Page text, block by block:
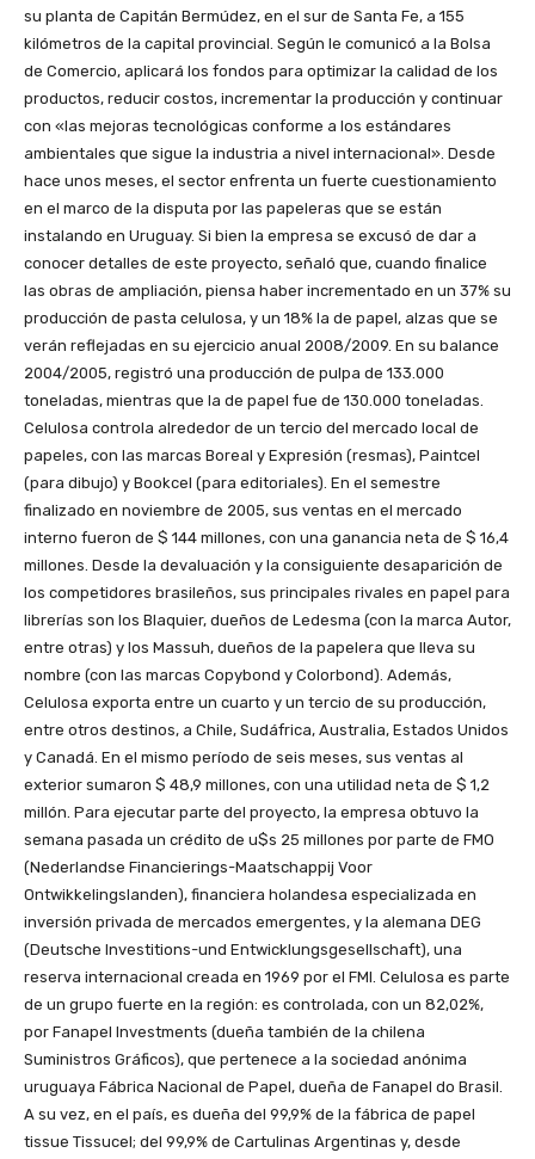
su planta de Capitán Bermúdez, en el sur de Santa Fe, a 155
kilómetros de la capital provincial. Según le comunicó a la Bolsa
de Comercio, aplicará los fondos para optimizar la calidad de los
productos, reducir costos, incrementar la producción y continuar
con «las mejoras tecnológicas conforme a los estándares
ambientales que sigue la industria a nivel internacional». Desde
hace unos meses, el sector enfrenta un fuerte cuestionamiento
en el marco de la disputa por las papeleras que se están
instalando en Uruguay. Si bien la empresa se excusó de dar a
conocer detalles de este proyecto, señaló que, cuando finalice
las obras de ampliación, piensa haber incrementado en un 37% su
producción de pasta celulosa, y un 18% la de papel, alzas que se
verán reflejadas en su ejercicio anual 2008/2009. En su balance
2004/2005, registró una producción de pulpa de 133.000
toneladas, mientras que la de papel fue de 130.000 toneladas.
Celulosa controla alrededor de un tercio del mercado local de
papeles, con las marcas Boreal y Expresión (resmas), Paintcel
(para dibujo) y Bookcel (para editoriales). En el semestre
finalizado en noviembre de 2005, sus ventas en el mercado
interno fueron de $ 144 millones, con una ganancia neta de $ 16,4
millones. Desde la devaluación y la consiguiente desaparición de
los competidores brasileños, sus principales rivales en papel para
librerías son los Blaquier, dueños de Ledesma (con la marca Autor,
entre otras) y los Massuh, dueños de la papelera que lleva su
nombre (con las marcas Copybond y Colorbond). Además,
Celulosa exporta entre un cuarto y un tercio de su producción,
entre otros destinos, a Chile, Sudáfrica, Australia, Estados Unidos
y Canadá. En el mismo período de seis meses, sus ventas al
exterior sumaron $ 48,9 millones, con una utilidad neta de $ 1,2
millón. Para ejecutar parte del proyecto, la empresa obtuvo la
semana pasada un crédito de u$s 25 millones por parte de FMO
(Nederlandse Financierings-Maatschappij Voor
Ontwikkelingslanden), financiera holandesa especializada en
inversión privada de mercados emergentes, y la alemana DEG
(Deutsche Investitions-und Entwicklungsgesellschaft), una
reserva internacional creada en 1969 por el FMI. Celulosa es parte
de un grupo fuerte en la región: es controlada, con un 82,02%,
por Fanapel Investments (dueña también de la chilena
Suministros Gráficos), que pertenece a la sociedad anónima
uruguaya Fábrica Nacional de Papel, dueña de Fanapel do Brasil.
A su vez, en el país, es dueña del 99,9% de la fábrica de papel
tissue Tissucel; del 99,9% de Cartulinas Argentinas y, desde